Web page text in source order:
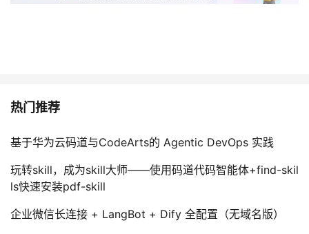
热门推荐
基于华为云码道与CodeArts的 Agentic DevOps 实践
玩转skill，成为skill大师——使用码道代码智能体+find-skil
ls快速安装pdf-skill
企业微信长连接 + LangBot + Dify 全配置（无域名版）